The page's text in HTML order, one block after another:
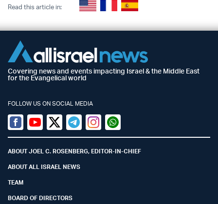
Read this article in:
Covering news and events impacting Israel & the Middle East
for the Evangelical world
FOLLOW US ON SOCIAL MEDIA
Facebook
YoutubeTwitter (X)
TelegramInstagramWhatsapp
ABOUT JOEL C. ROSENBERG, EDITOR-IN-CHIEF
ABOUT ALL ISRAEL NEWS
TEAM
BOARD OF DIRECTORS